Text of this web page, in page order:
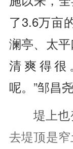
了3.6万亩
澜亭、太
清爽得
呢。”邹昌
堤上
去堤顶是